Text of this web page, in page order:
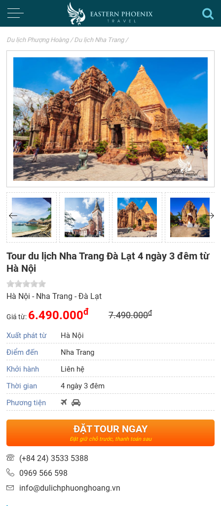
Du lịch Phượng Hoàng / Du lịch Nha Trang /
Tour du lịch Nha Trang Đà Lạt 4 ngày 3 đêm từ
Hà Nội
Hà Nội - Nha Trang - Đà Lạt
Giá từ: 6.490.000đ 7.490.000đ
Xuất phát từ
Hà Nội
Điểm đến
Nha Trang
Khởi hành
Liên hệ
Thời gian
4 ngày 3 đêm
Phương tiện
ĐẶT TOUR NGAY
Đặt giữ chỗ trước, thanh toán sau
(+84 24) 3533 5388
0969 566 598
info@dulichphuonghoang.vn